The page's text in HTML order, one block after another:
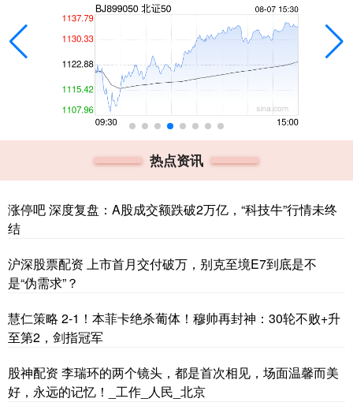
热点资讯
涨停吧 深度复盘：A股成交额跌破2万亿，“科技牛”行情未终
结
沪深股票配资 上市首月交付破万，别克至境E7到底是不
是“伪需求”？
慧仁策略 2-1！本菲卡绝杀葡体！穆帅再封神：30轮不败+升
至第2，剑指冠军
股神配资 李瑞环的两个镜头，都是首次相见，场面温馨而美
好，永远的记忆！_工作_人民_北京